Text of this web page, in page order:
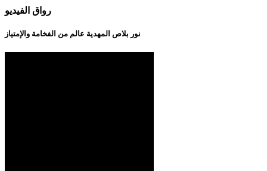
رواق الفيديو
نور بلاص المهدية عالم من الفخامة والإمتياز